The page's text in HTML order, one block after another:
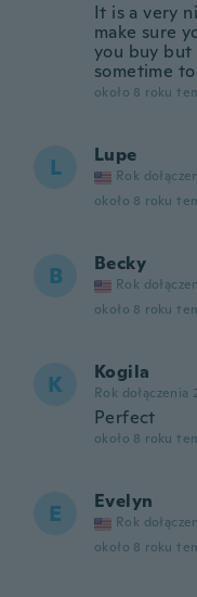
It is a very
make sure
you buy but
sometime
około 8 roku
L Lupe
Rok
około 8 roku
B Becky
Rok
około 8 roku
K Kogila
Rok dołączenia
Perfect
około 8 roku
E Evelyn
Rok
około 8 roku